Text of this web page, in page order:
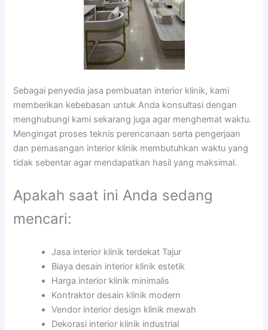
Sebagai penyedia jasa pembuatan interior klinik, kami
memberikan kebebasan untuk Anda konsultasi dengan
menghubungi kami sekarang juga agar menghemat waktu.
Mengingat proses teknis perencanaan serta pengerjaan
dan pemasangan interior klinik membutuhkan waktu yang
tidak sebentar agar mendapatkan hasil yang maksimal.
Apakah saat ini Anda sedang
mencari:
Jasa interior klinik terdekat Tajur
Biaya desain interior klinik estetik
Harga interior klinik minimalis
Kontraktor desain klinik modern
Vendor interior design klinik mewah
Dekorasi interior klinik industrial